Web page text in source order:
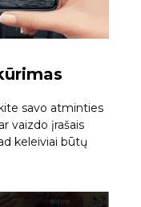
savo atminties
vaizdo įrašais
keleiviai būtų